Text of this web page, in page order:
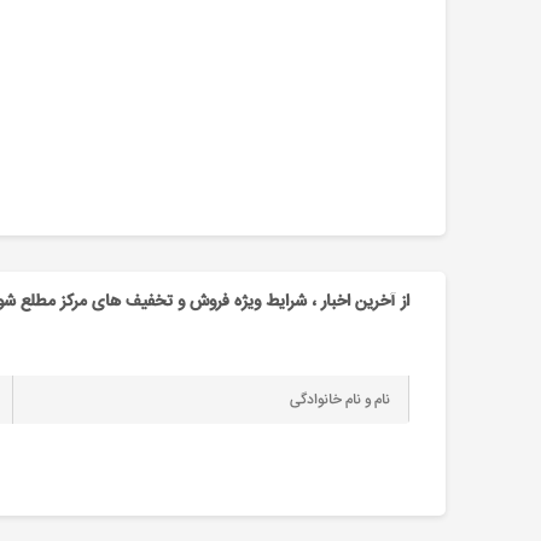
از آخرین اخبار ، شرایط ویژه فروش و تخفیف های مرکز مطلع